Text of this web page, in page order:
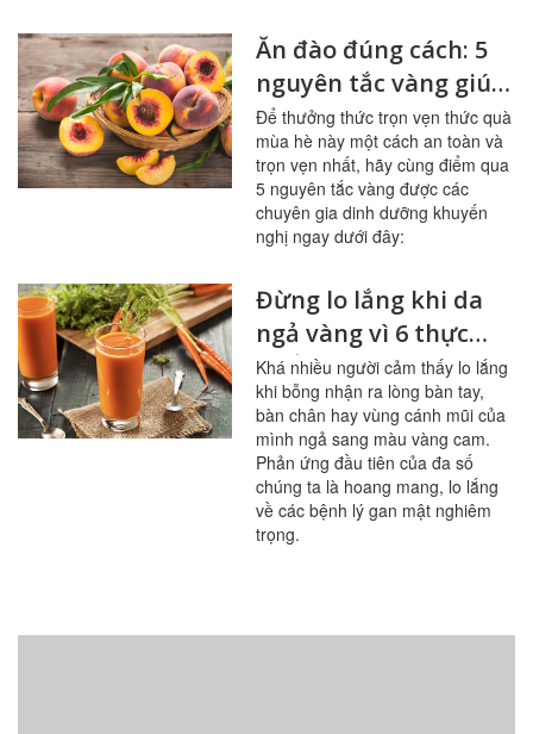
Ăn đào đúng cách: 5
nguyên tắc vàng giúp
sạch mạch máu,
tránh ngộ độc
Để thưởng thức trọn vẹn thức quà
mùa hè này một cách an toàn và
trọn vẹn nhất, hãy cùng điểm qua
5 nguyên tắc vàng được các
chuyên gia dinh dưỡng khuyến
nghị ngay dưới đây:
Đừng lo lắng khi da
ngả vàng vì 6 thực
phẩm này
Khá nhiều người cảm thấy lo lắng
khi bỗng nhận ra lòng bàn tay,
bàn chân hay vùng cánh mũi của
mình ngả sang màu vàng cam.
Phản ứng đầu tiên của đa số
chúng ta là hoang mang, lo lắng
về các bệnh lý gan mật nghiêm
trọng.